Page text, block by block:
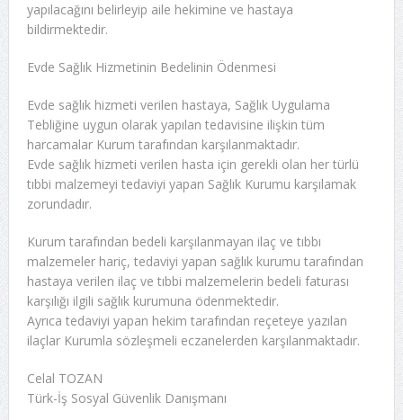
yapılacağını belirleyip aile hekimine ve hastaya
bildirmektedir.
Evde Sağlık Hizmetinin Bedelinin Ödenmesi
Evde sağlık hizmeti verilen hastaya, Sağlık Uygulama
Tebliğine uygun olarak yapılan tedavisine ilişkin tüm
harcamalar Kurum tarafından karşılanmaktadır.
Evde sağlık hizmeti verilen hasta için gerekli olan her türlü
tıbbi malzemeyi tedaviyi yapan Sağlık Kurumu karşılamak
zorundadır.
Kurum tarafından bedeli karşılanmayan ilaç ve tıbbı
malzemeler hariç, tedaviyi yapan sağlık kurumu tarafından
hastaya verilen ilaç ve tıbbi malzemelerin bedeli faturası
karşılığı ilgili sağlık kurumuna ödenmektedir.
Ayrıca tedaviyi yapan hekim tarafından reçeteye yazılan
ilaçlar Kurumla sözleşmeli eczanelerden karşılanmaktadır.
Celal TOZAN
Türk-İş Sosyal Güvenlik Danışmanı